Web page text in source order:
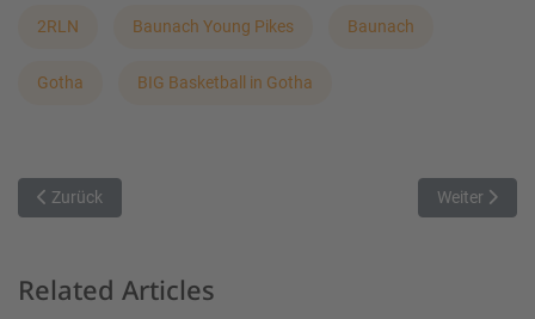
2RLN Baunach Young Pikes Baunach
Gotha BIG Basketball in Gotha
Vorheriger Beitrag: BBC Bayreuth 2 zurück in der Erfolgsspur
Zurück Nächster
Weiter
Related Articles